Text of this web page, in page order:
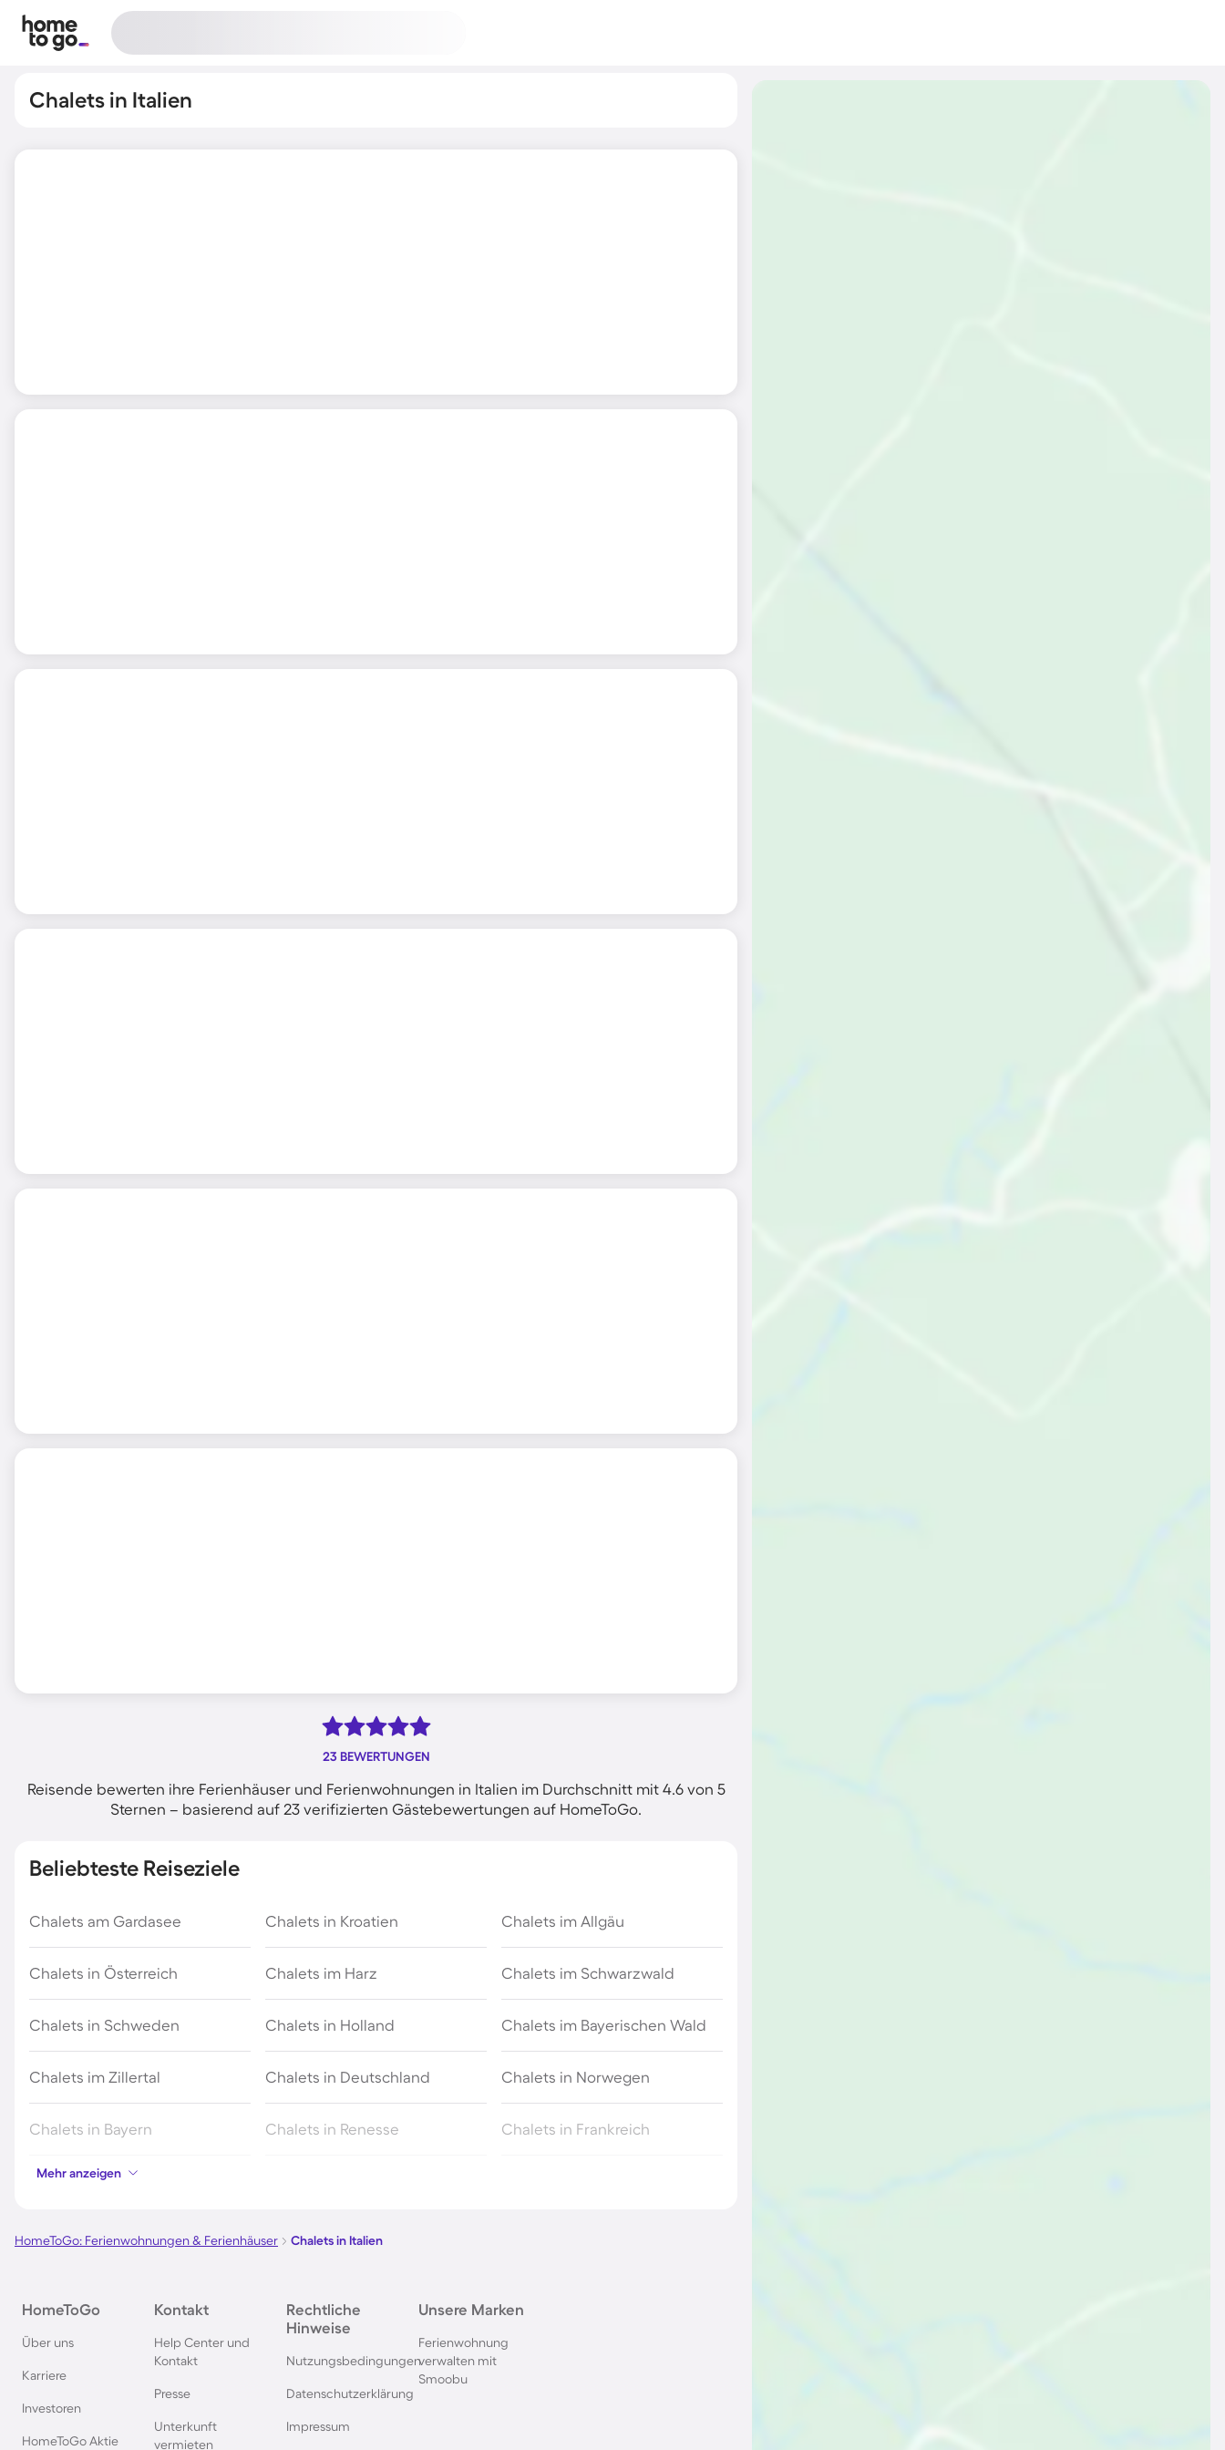
Chalets in Italien
23 BEWERTUNGEN
Reisende bewerten ihre Ferienhäuser und Ferienwohnungen in Italien im Durchschnitt mit 4.6 von 5
Sternen – basierend auf 23 verifizierten Gästebewertungen auf HomeToGo.
Beliebteste Reiseziele
Chalets am Gardasee Chalets in Kroatien Chalets im Allgäu
Chalets in Österreich Chalets im Harz Chalets im Schwarzwald
Chalets in Schweden Chalets in Holland Chalets im Bayerischen Wald
Chalets im Zillertal Chalets in Deutschland Chalets in Norwegen
Chalets in Bayern Chalets in Renesse Chalets in Frankreich
Chalets in der Eifel
Chalets in Polen Chalets in den Alpen
Chalets in Niederbayern Chalets in den USA Chalets in Nordrhein-Westfalen
Chalets in La Bresse Chalets in Südtirol
Chalets in Gérardmer
Mehr anzeigen
HomeToGo: Ferienwohnungen & Ferienhäuser Chalets in Italien
HomeToGo
Über uns
Karriere
Investoren
HomeToGo Aktie
Kontakt
Help Center und
Kontakt
Presse
Unterkunft
vermieten
Rechtliche
Hinweise
Nutzungsbedingungen
Datenschutzerklärung
Impressum
Unsere Marken
Ferienwohnung
verwalten mit
Smoobu